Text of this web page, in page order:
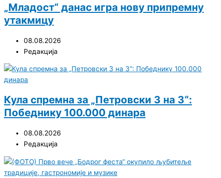
„Младост“ данас игра нову припремну
утакмицу
08.08.2026
Редакција
Кула спремна за „Петровски 3 на 3“:
Победнику 100.000 динара
08.08.2026
Редакција